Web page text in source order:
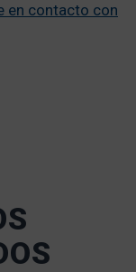
en contacto con